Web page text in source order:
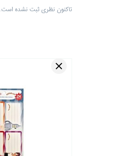
تاكنون نظري ثبت نشده است.